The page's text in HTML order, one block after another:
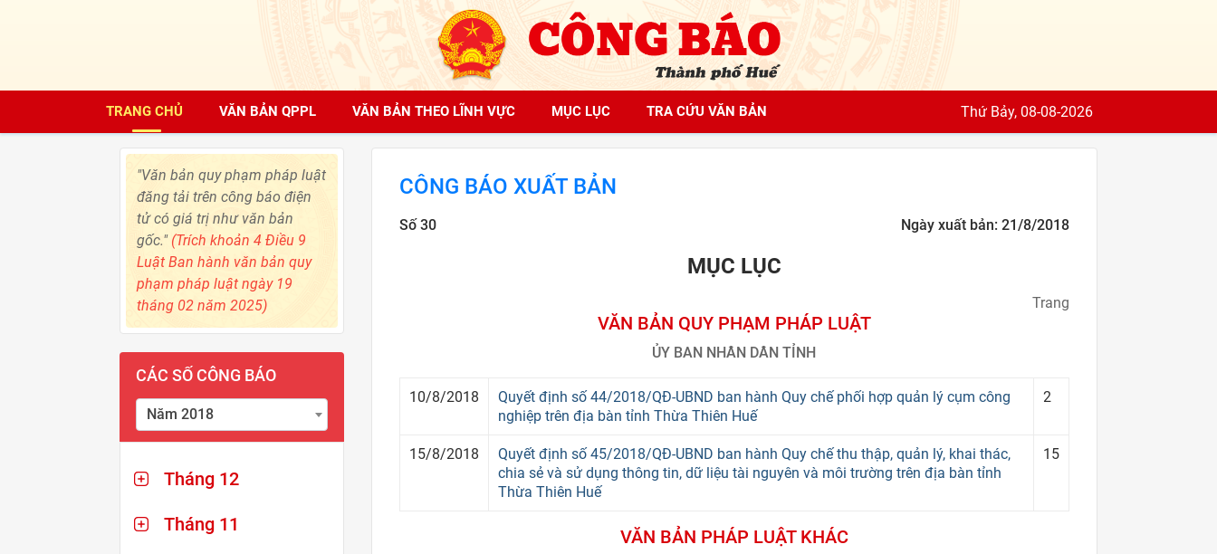
Thứ Bảy, 08-08-2026
TRANG CHỦ VĂN BẢN QPPL VĂN BẢN THEO LĨNH VỰC MỤC LỤC TRA CỨU VĂN BẢN
"Văn bản quy phạm pháp luật
đăng tải trên công báo điện
tử có giá trị như văn bản
gốc." (Trích khoản 4 Điều 9
Luật Ban hành văn bản quy
phạm pháp luật ngày 19
tháng 02 năm 2025)
CÁC SỐ CÔNG BÁO
Năm 2018
Tháng 12
Tháng 11
CÔNG BÁO XUẤT BẢN
Số 30 Ngày xuất bản: 21/8/2018
MỤC LỤC
Trang
VĂN BẢN QUY PHẠM PHÁP LUẬT
ỦY BAN NHÂN DÂN TỈNH
10/8/2018
Quyết định số 44/2018/QĐ-UBND ban hành Quy chế phối hợp quản lý cụm công
nghiệp trên địa bàn tỉnh Thừa Thiên Huế
2
15/8/2018
Quyết định số 45/2018/QĐ-UBND ban hành Quy chế thu thập, quản lý, khai thác,
chia sẻ và sử dụng thông tin, dữ liệu tài nguyên và môi trường trên địa bàn tỉnh
Thừa Thiên Huế
15
VĂN BẢN PHÁP LUẬT KHÁC